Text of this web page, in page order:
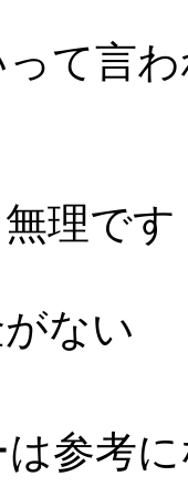
って言
理です
ない
参考